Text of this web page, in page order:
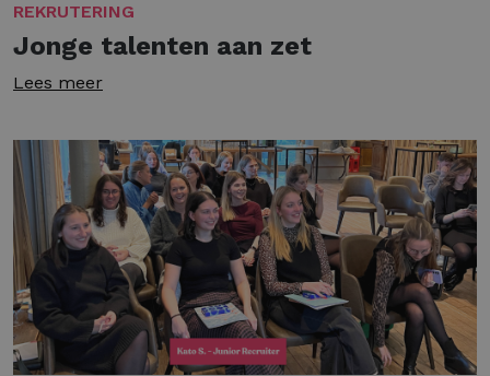
REKRUTERING
Jonge talenten aan zet
Lees meer